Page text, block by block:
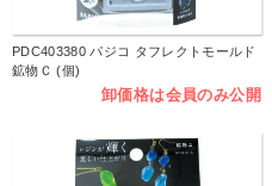
PDC403380 パジコ タフレクトモールド
鉱物Ｃ (個)
卸価格は会員のみ公開